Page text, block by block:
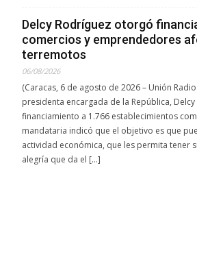
Delcy Rodríguez otorgó
comercios y emprendedores
terremotos
06/08/2026
(Caracas, 6 de agosto de 2026 – Unión
presidenta encargada de la República,
financiamiento a 1.766 establecimientos
mandataria indicó que el objetivo es que
actividad económica, que les permita tener
alegría que da el […]